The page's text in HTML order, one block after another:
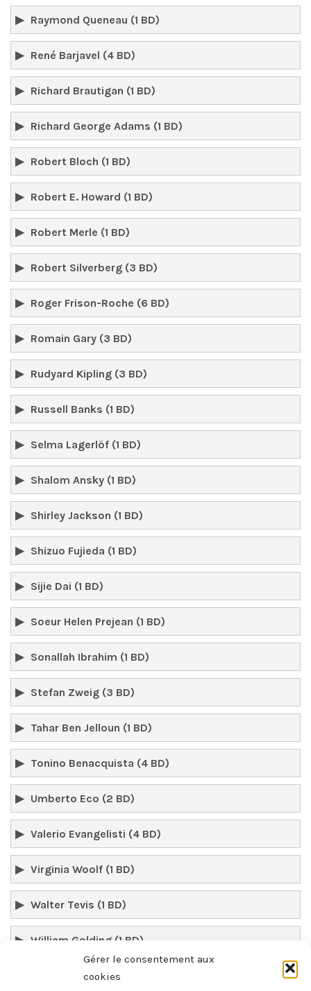
Gérer le consentement aux
cookies
Raymond Queneau (1 BD)
René Barjavel (4 BD)
Richard Brautigan (1 BD)
Richard George Adams (1 BD)
Robert Bloch (1 BD)
Robert E. Howard (1 BD)
Robert Merle (1 BD)
Robert Silverberg (3 BD)
Roger Frison-Roche (6 BD)
Romain Gary (3 BD)
Rudyard Kipling (3 BD)
Russell Banks (1 BD)
Selma Lagerlöf (1 BD)
Shalom Ansky (1 BD)
Shirley Jackson (1 BD)
Shizuo Fujieda (1 BD)
Sijie Dai (1 BD)
Soeur Helen Prejean (1 BD)
Sonallah Ibrahim (1 BD)
Stefan Zweig (3 BD)
Tahar Ben Jelloun (1 BD)
Tonino Benacquista (4 BD)
Umberto Eco (2 BD)
Valerio Evangelisti (4 BD)
Virginia Woolf (1 BD)
Walter Tevis (1 BD)
William Golding (1 BD)
William Kotzwinkle (1 BD)